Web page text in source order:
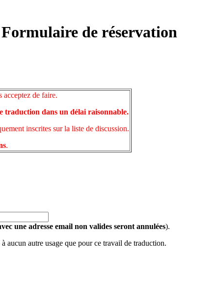
Formulaire de réservation
acceptez de faire.
traduction dans un délai raisonnable.
inscrites sur la liste de discussion.
.
une adresse email non valides seront annulées).
aucun autre usage que pour ce travail de traduction.